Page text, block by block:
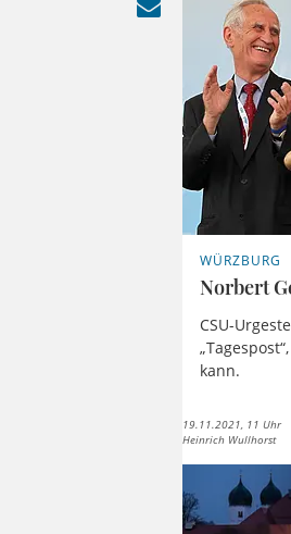
WÜRZBURG
Norbert
CSU-
kann.
19.11.2021, 11 Uhr
Heinrich Wullhorst